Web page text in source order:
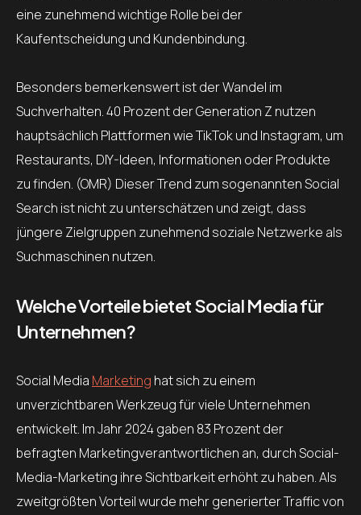
eine zunehmend wichtige Rolle bei der
Kaufentscheidung und Kundenbindung.
Besonders bemerkenswert ist der Wandel im
Suchverhalten. 40 Prozent der Generation Z nutzen
hauptsächlich Plattformen wie TikTok und Instagram, um
Restaurants, DIY-Ideen, Informationen oder Produkte
zu finden. (OMR) Dieser Trend zum sogenannten Social
Search ist nicht zu unterschätzen und zeigt, dass
jüngere Zielgruppen zunehmend soziale Netzwerke als
Suchmaschinen nutzen.
Welche Vorteile bietet Social Media für
Unternehmen?
Social Media Marketing hat sich zu einem
unverzichtbaren Werkzeug für viele Unternehmen
entwickelt. Im Jahr 2024 gaben 83 Prozent der
befragten Marketingverantwortlichen an, durch Social-
Media-Marketing ihre Sichtbarkeit erhöht zu haben. Als
zweitgrößten Vorteil wurde mehr generierter Traffic von